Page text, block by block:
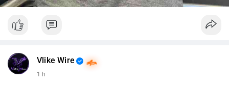
Vlike Wire
1 h